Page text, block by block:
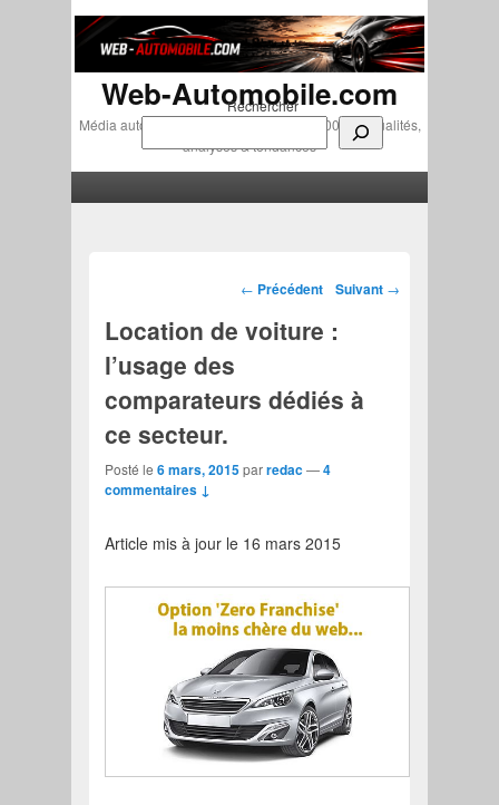
Rechercher
Web-Automobile.com
Média automobile indépendant depuis 2007 • Actualités,
analyses & tendances
Navigation des articles
← Précédent Suivant →
Location de voiture :
l’usage des
comparateurs dédiés à
ce secteur.
Posté le6 mars, 2015parredac—4
commentaires ↓
Article mis à jour le 16 mars 2015